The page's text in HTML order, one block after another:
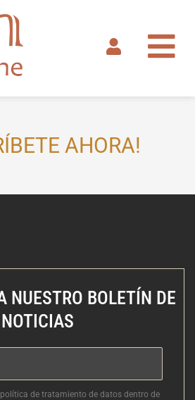
AHORA!
NUESTRO BOLETÍN DE
NOTICIAS
de tratamiento de datos dentro de